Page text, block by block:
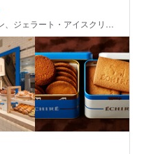
[東京] 二重橋前駅 196m / ケーキ、パン、ジェラート・アイスクリーム